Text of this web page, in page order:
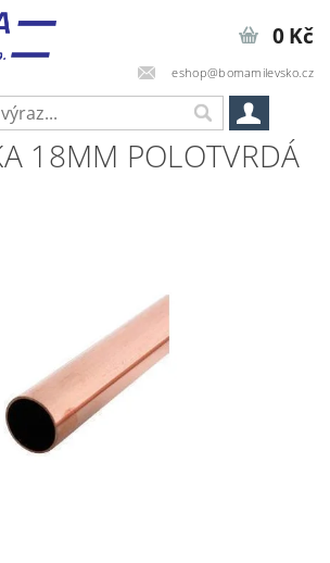
eshop@bomamilevsko.cz
0 Kč
18MM POLOTVRDÁ